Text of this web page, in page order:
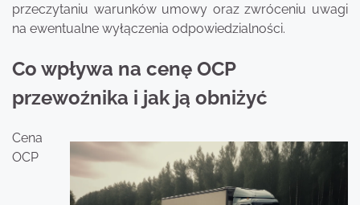
przeczytaniu warunków umowy oraz zwróceniu uwagi
na ewentualne wyłączenia odpowiedzialności.
Co wpływa na cenę OCP
przewoźnika i jak ją obniżyć
Cena
OCP